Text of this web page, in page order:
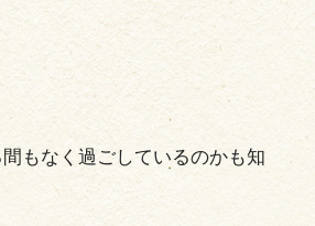
もなく過ごしているのかも知